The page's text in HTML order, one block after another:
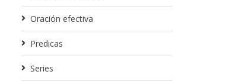
Oración efectiva
Predicas
Series